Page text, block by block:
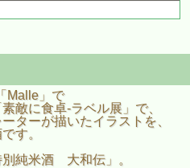
Malle」で
敵に食卓‐ラベル展」で、
ターが描いたイラストを、
す。
純米酒 大和伝」。